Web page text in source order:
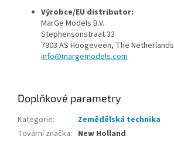
Výrobce/EU distributor:
MarGe Models B.V.
Stephensonstraat 33
7903 AS Hoogeveen, The Netherlands
info@margemodels.com
Doplňkové parametry
Kategorie:
Zemědělská technika
Tovární značka: New Holland